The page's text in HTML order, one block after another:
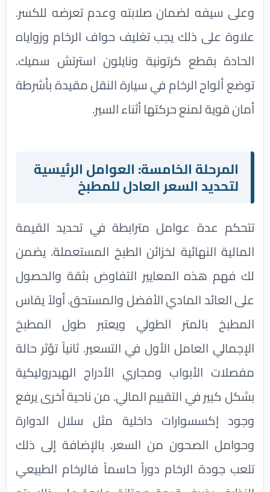
وعلى سيفه لضمان صلابته وعدم تعرضه للكسر.
علاوة على ذلك يجب تغليف حواف الرخام وزواياه
الحادة بقطع كرتونية ونايلون استرتش سميك.
توضع ألواح الرخام في سيارة النقل مقيدة بأشرطة
أمان قوية لمنع حركتها أثناء السير.
المرحلة الخامسة: العوامل الرئيسية
لتحديد السعر العادل للمطبخ
تتحكم عدة عوامل مترابطة في تحديد القيمة
المالية النهائية لخزائن الطبخ المستعملة. يضمن
لك فهم هذه المعايير التفاوض بثقة والحصول
على العائد المادي الأفضل والمستحق. أولاً يقاس
المطبخ بالمتر الطولي ويعتبر طول المطبخ
الإجمالي العامل الأول في التسعير. ثانياً تؤثر حالة
مفصلات الأبواب ومجاري الأدراج الهيدروليكية
بشكل كبير في التقييم المالي. من ناحية أخرى يرفع
وجود إكسسوارات داخلية مثل سلال الدوارة
وحوامل الصحون من السعر. بالإضافة إلى ذلك
تلعب جودة الرخام دوراً حاسماً فالرخام الطبيعي